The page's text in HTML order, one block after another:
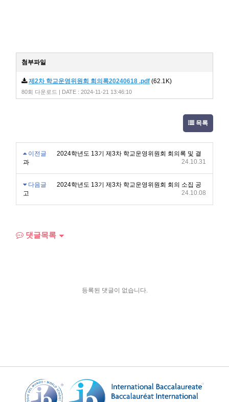
첨부파일
제2차 학교운영위원회 회의록20240618 .pdf (62.1K)
80회 다운로드 | DATE : 2024-11-21 13:46:10
목록
이전글
2024학년도 13기 제3차 학교운영위원회 회의록 및 결
과
24.10.31
다음글
2024학년도 13기 제3차 학교운영위원회 회의 소집 공
고
24.10.08
댓글목록
등록된 댓글이 없습니다.